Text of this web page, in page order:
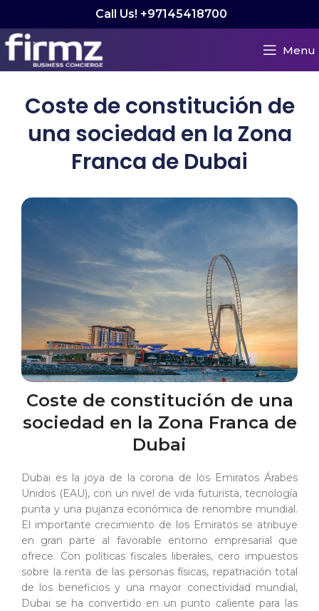
Call Us! +97145418700
Menu
Coste de constitución de
una sociedad en la Zona
Franca de Dubai
Coste de constitución de una
sociedad en la Zona Franca de
Dubai
Dubai es la joya de la corona de los Emiratos Árabes
Unidos (EAU), con un nivel de vida futurista, tecnología
punta y una pujanza económica de renombre mundial.
El importante crecimiento de los Emiratos se atribuye
en gran parte al favorable entorno empresarial que
ofrece. Con políticas fiscales liberales, cero impuestos
sobre la renta de las personas físicas, repatriación total
de los beneficios y una mayor conectividad mundial,
Dubai se ha convertido en un punto caliente para las